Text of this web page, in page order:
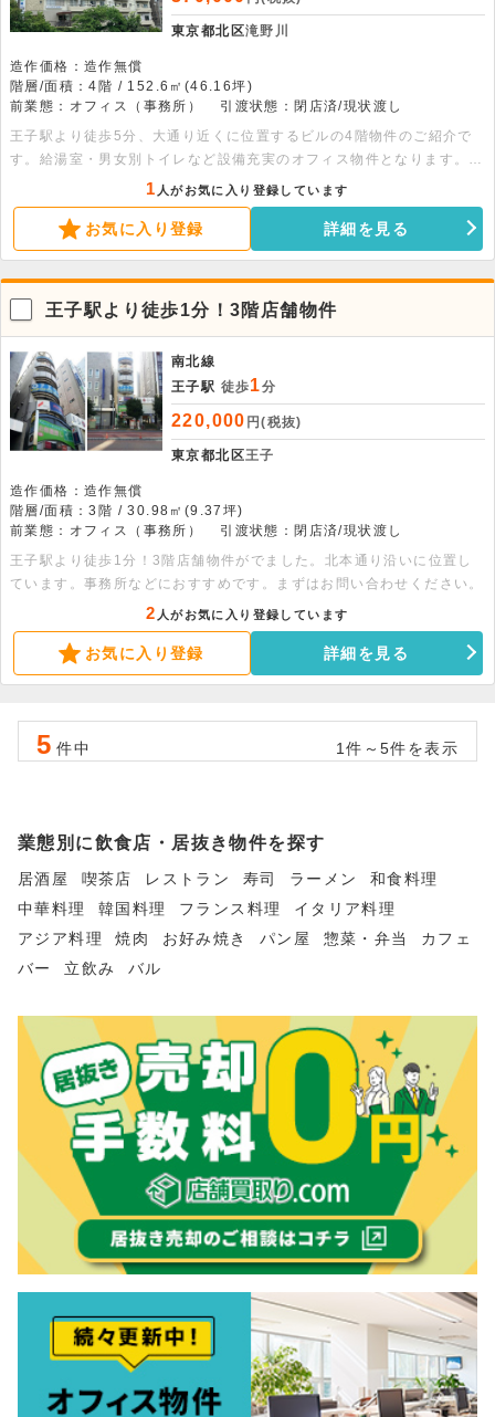
東京都北区滝野川
造作価格：造作無償
階層/面積：4階 / 152.6㎡(46.16坪)
前業態：オフィス（事務所）
引渡状態：閉店済/現状渡し
王子駅より徒歩5分、大通り近くに位置するビルの4階物件のご紹介で
す。給湯室・男女別トイレなど設備充実のオフィス物件となります。詳
細につきましてはぜひお問い合わせください。
1 人がお気に入り登録しています
お気に入り登録 詳細を見る
王子駅より徒歩1分！3階店舗物件
南北線
王子駅 徒歩1分
220,000 円(税抜)
東京都北区王子
造作価格：造作無償
階層/面積：3階 / 30.98㎡(9.37坪)
前業態：オフィス（事務所）
引渡状態：閉店済/現状渡し
王子駅より徒歩1分！3階店舗物件がでました。北本通り沿いに位置し
ています。事務所などにおすすめです。まずはお問い合わせください。
2 人がお気に入り登録しています
お気に入り登録 詳細を見る
5 件中 1件～5件を表示
業態別に飲食店・居抜き物件を探す
居酒屋 喫茶店 レストラン 寿司 ラーメン
和食料理
中華料理
韓国料理 フランス料理
イタリア料理
アジア料理
焼肉 お好み焼き パン屋 惣菜・弁当
カフェ
バー
立飲み バル